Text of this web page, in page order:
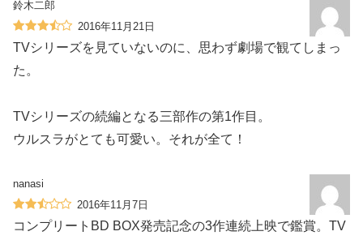
鈴木二郎
2016年11月21日
TVシリーズを見ていないのに、思わず劇場で観てしまっ
た。
TVシリーズの続編となる三部作の第1作目。
ウルスラがとても可愛い。それが全て！
nanasi
2016年11月7日
コンプリートBD BOX発売記念の3作連続上映で鑑賞。TV